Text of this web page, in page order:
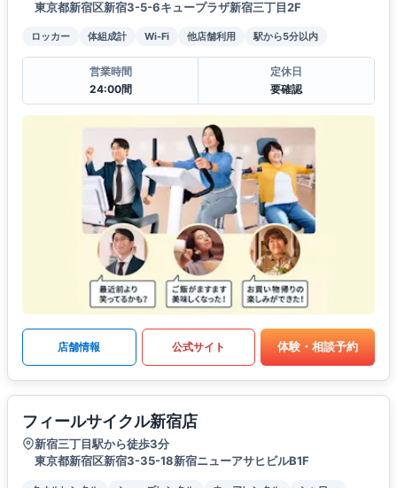
東京都新宿区新宿3-5-6キュープラザ新宿三丁目2F
ロッカー 体組成計 Wi-Fi 他店舗利用 駅から5分以内
営業時間
24:00間
定休日
要確認
店舗情報 公式サイト 体験・相談予約
フィールサイクル新宿店
新宿三丁目駅から徒歩3分
東京都新宿区新宿3-35-18新宿ニューアサヒビルB1F